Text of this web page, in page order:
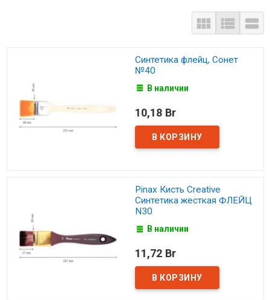
  
Синтетика флейц, Сонет
№40
В наличии
10,18 Br
Pinax Кисть Creative
Синтетика жесткая ФЛЕЙЦ
N30
В наличии
11,72 Br